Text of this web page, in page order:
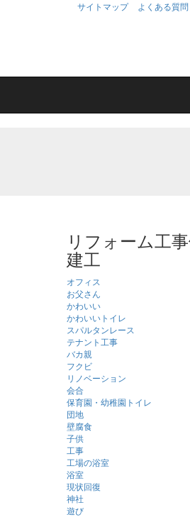
サイトマップ よくある質問
リフォーム工
建工
オフィス
お父さん
かわいい
かわいいトイレ
スパルタンレース
テナント工事
バカ親
フクビ
リノベーション
会合
保育園・幼稚園トイレ
団地
壁腐食
子供
工事
工場の浴室
浴室
現状回復
神社
遊び